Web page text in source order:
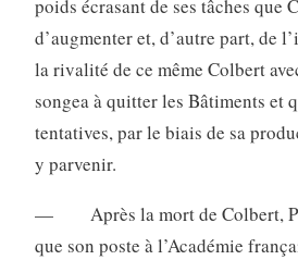
poids écrasant de ses tâches que
d’augmenter et, d’autre part, de
la rivalité de ce même Colbert
songea à quitter les Bâtiments et
tentatives, par le biais de sa
y parvenir.
— Après la mort de Colbert,
que son poste à l’Aca­démie